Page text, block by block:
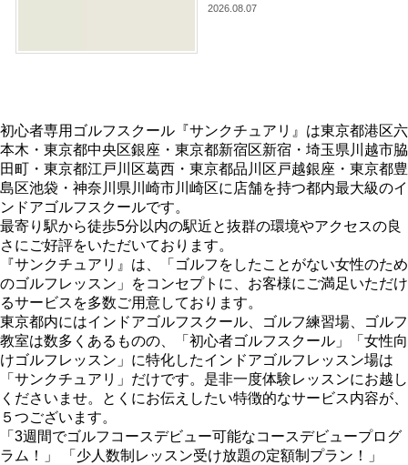
2026.08.07
初心者専用ゴルフスクール『サンクチュアリ』は東京都港区六
本木・東京都中央区銀座・東京都新宿区新宿・埼玉県川越市脇
田町・東京都江戸川区葛西・東京都品川区戸越銀座・東京都豊
島区池袋・神奈川県川崎市川崎区に店舗を持つ都内最大級のイ
ンドアゴルフスクールです。
最寄り駅から徒歩5分以内の駅近と抜群の環境やアクセスの良
さにご好評をいただいております。
『サンクチュアリ』は、「ゴルフをしたことがない女性のため
のゴルフレッスン」をコンセプトに、お客様にご満足いただけ
るサービスを多数ご用意しております。
東京都内にはインドアゴルフスクール、ゴルフ練習場、ゴルフ
教室は数多くあるものの、「初心者ゴルフスクール」「女性向
けゴルフレッスン」に特化したインドアゴルフレッスン場は
「サンクチュアリ」だけです。是非一度体験レッスンにお越し
くださいませ。とくにお伝えしたい特徴的なサービス内容が、
５つございます。
「3週間でゴルフコースデビュー可能なコースデビュープログ
ラム！」 「少人数制レッスン受け放題の定額制プラン！」